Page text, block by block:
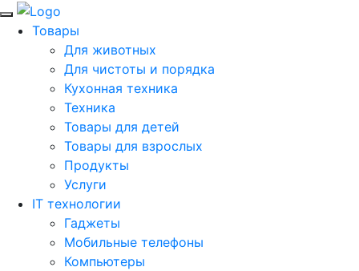
Товары
Для животных
Для чистоты и порядка
Кухонная техника
Техника
Товары для детей
Товары для взрослых
Продукты
Услуги
IT технологии
Гаджеты
Мобильные телефоны
Компьютеры